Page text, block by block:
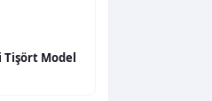
Tişört Model